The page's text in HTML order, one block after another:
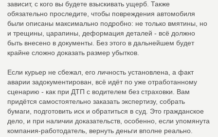
зависит, с кого вы будете взыскивать ущерб. Также
обязательно проследите, чтобы повреждения автомобиля
были описаны максимально подробно: не только вмятины, но
и трещины, царапины, деформация деталей - всё должно
быть внесено в документы. Без этого в дальнейшем будет
крайне сложно доказать размер убытков.
Если курьер не сбежал, его личность установлена, а факт
аварии задокументирован, всё идёт по уже отработанному
сценарию - как при ДТП с водителем без страховки. Вам
придётся самостоятельно заказать экспертизу, собрать
бумаги, подготовить иск и обратиться в суд. Это гражданское
дело, и при наличии доказательств, особенно, если упомянута
компания-работодатель, вернуть деньги вполне реально.